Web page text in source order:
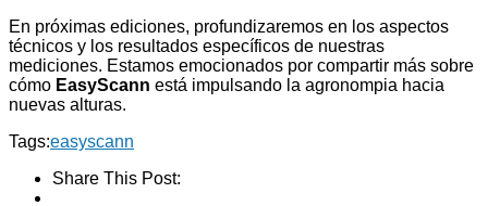
En próximas ediciones, profundizaremos en los aspectos
técnicos y los resultados específicos de nuestras
mediciones. Estamos emocionados por compartir más sobre
cómo EasyScann está impulsando la agronompia hacia
nuevas alturas.
Tags:easyscann
Share This Post: